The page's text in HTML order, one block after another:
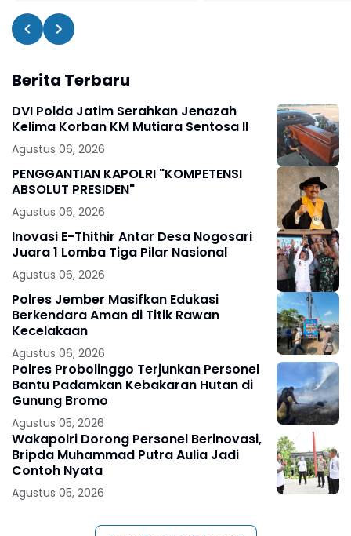
Berita Terbaru
DVI Polda Jatim Serahkan Jenazah
Kelima Korban KM Mutiara Sentosa II
Agustus 06, 2026
PENGGANTIAN KAPOLRI "KOMPETENSI
ABSOLUT PRESIDEN"
Agustus 06, 2026
Inovasi E-Thithir Antar Desa Nogosari
Juara 1 Lomba Tiga Pilar Nasional
Agustus 06, 2026
Polres Jember Masifkan Edukasi
Berkendara Aman di Titik Rawan
Kecelakaan
Agustus 06, 2026
Polres Probolinggo Terjunkan Personel
Bantu Padamkan Kebakaran Hutan di
Gunung Bromo
Agustus 05, 2026
Wakapolri Dorong Personel Berinovasi,
Bripda Muhammad Putra Aulia Jadi
Contoh Nyata
Agustus 05, 2026